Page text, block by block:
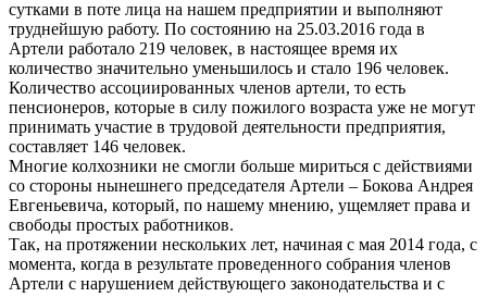
сутками в поте лица на нашем предприятии и выполняют
труднейшую работу. По состоянию на 25.03.2016 года в
Артели работало 219 человек, в настоящее время их
количество значительно уменьшилось и стало 196 человек.
Количество ассоциированных членов артели, то есть
пенсионеров, которые в силу пожилого возраста уже не могут
принимать участие в трудовой деятельности предприятия,
составляет 146 человек.
Многие колхозники не смогли больше мириться с действиями
со стороны нынешнего председателя Артели – Бокова Андрея
Евгеньевича, который, по нашему мнению, ущемляет права и
свободы простых работников.
Так, на протяжении нескольких лет, начиная с мая 2014 года, с
момента, когда в результате проведенного собрания членов
Артели с нарушением действующего законодательства и с